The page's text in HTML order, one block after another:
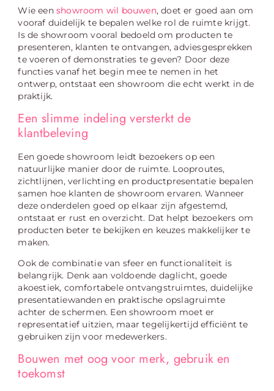
Wie eenshowroom wil bouwen, doet er goed aan om
vooraf duidelijk te bepalen welke rol de ruimte krijgt.
Is de showroom vooral bedoeld om producten te
presenteren, klanten te ontvangen, adviesgesprekken
te voeren of demonstraties te geven? Door deze
functies vanaf het begin mee te nemen in het
ontwerp, ontstaat een showroom die echt werkt in de
praktijk.
Een slimme indeling versterkt de
klantbeleving
Een goede showroom leidt bezoekers op een
natuurlijke manier door de ruimte. Looproutes,
zichtlijnen, verlichting en productpresentatie bepalen
samen hoe klanten de showroom ervaren. Wanneer
deze onderdelen goed op elkaar zijn afgestemd,
ontstaat er rust en overzicht. Dat helpt bezoekers om
producten beter te bekijken en keuzes makkelijker te
maken.
Ook de combinatie van sfeer en functionaliteit is
belangrijk. Denk aan voldoende daglicht, goede
akoestiek, comfortabele ontvangstruimtes, duidelijke
presentatiewanden en praktische opslagruimte
achter de schermen. Een showroom moet er
representatief uitzien, maar tegelijkertijd efficiënt te
gebruiken zijn voor medewerkers.
Bouwen met oog voor merk, gebruik en
toekomst